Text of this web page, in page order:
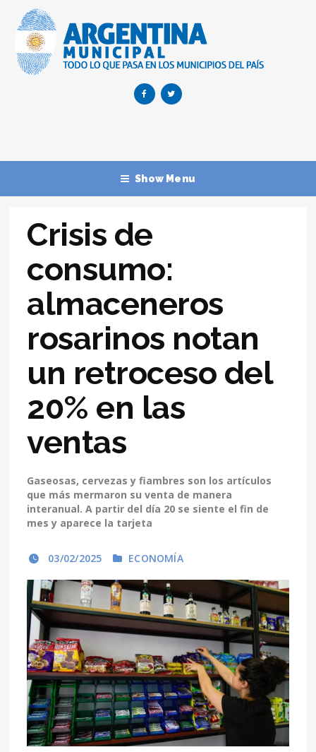
Show Menu
Crisis de
consumo:
almaceneros
rosarinos notan
un retroceso del
20% en las
ventas
Gaseosas, cervezas y fiambres son los artículos
que más mermaron su venta de manera
interanual. A partir del día 20 se siente el fin de
mes y aparece la tarjeta
03/02/2025 ECONOMÍA